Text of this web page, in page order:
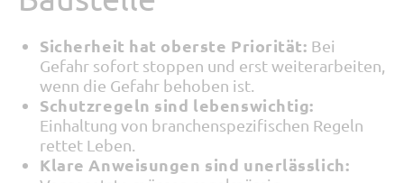
Sicherheit hat oberste Priorität: Bei
Gefahr sofort stoppen und erst weiterarbeiten,
wenn die Gefahr behoben ist.
Schutzregeln sind lebenswichtig:
Einhaltung von branchenspezifischen Regeln
rettet Leben.
Klare Anweisungen sind unerlässlich: